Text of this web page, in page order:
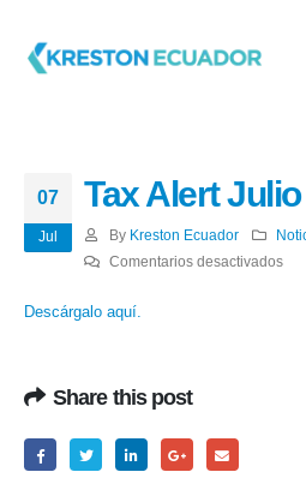
07
Jul
Tax Alert
By Kreston Ecuador
Comentarios desactivadosen
Descárgalo aquí.
Share this post